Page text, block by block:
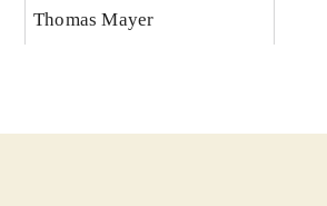
Thomas Mayer